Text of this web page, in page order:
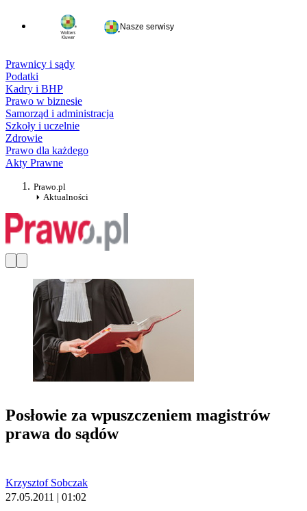
Nasze serwisy
Prawnicy i sądy
Podatki
Kadry i BHP
Prawo w biznesie
Samorząd i administracja
Szkoły i uczelnie
Zdrowie
Prawo dla każdego
Akty Prawne
Prawo.pl
Aktualności
Posłowie za wpuszczeniem magistrów
prawa do sądów
Krzysztof Sobczak
27.05.2011 | 01:02